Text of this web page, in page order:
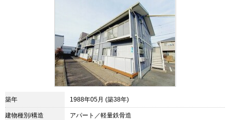
築年 1988年05月 (築38年)
建物種別/構造 アパート／軽量鉄骨造